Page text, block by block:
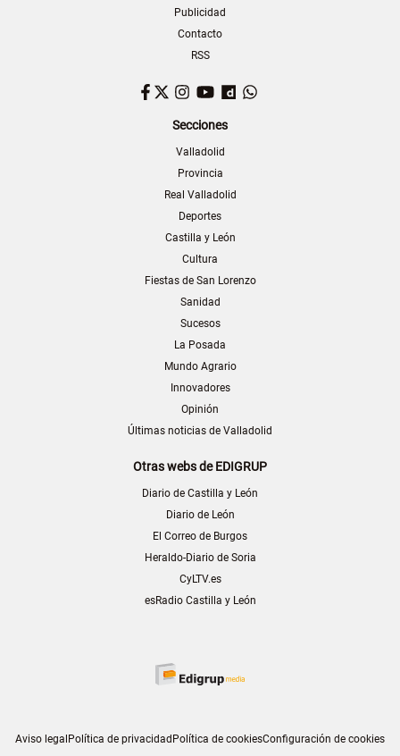
Publicidad
Contacto
RSS
Facebook
TwitterInstagram
YouTubeDailymotion
Secciones
Valladolid
Provincia
Real Valladolid
Deportes
Castilla y León
Cultura
Fiestas de San Lorenzo
Sanidad
Sucesos
La Posada
Mundo Agrario
Innovadores
Opinión
Últimas noticias de Valladolid
Otras webs de EDIGRUP
Diario de Castilla y León
Diario de León
El Correo de Burgos
Heraldo-Diario de Soria
CyLTV.es
esRadio Castilla y León
Aviso legal Política de privacidad Política de cookiesConfiguración de cookies